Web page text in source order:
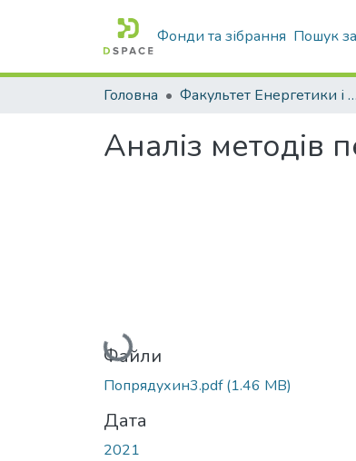
Фонди та зібрання Пошук
Головна Факультет Енергетики і комп'ютерних технологій
Аналіз методів
Вантажиться...
Файли
Попрядухин3.pdf(1.46 MB)
Дата
2021